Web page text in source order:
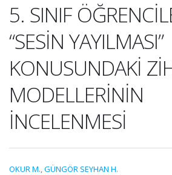
5. SINIF
“SESİN YAYILMASI”
KONUSUNDAKİ
MODELLERİNİN
İNCELENMESİ
OKUR M.,GÜNGÖR SEYHAN H.